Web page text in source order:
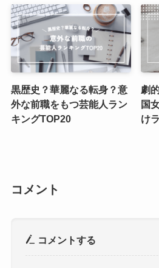
黒歴史？華麗なる転身？意
外な前職をもつ芸能人ラン
キングTOP20
劇
国
け
コメント
コメントする